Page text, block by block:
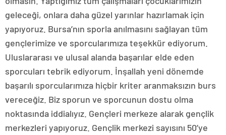
geleceği, onlara daha güzel yarınlar hazırlamak için
yapıyoruz. Bursa’nın sporla anılmasını sağlayan tüm
gençlerimize ve sporcularımıza teşekkür ediyorum.
Uluslararası ve ulusal alanda başarılar elde eden
sporcuları tebrik ediyorum. İnşallah yeni dönemde
başarılı sporcularımıza hiçbir kriter aranmaksızın burs
vereceğiz. Biz sporun ve sporcunun dostu olma
noktasında iddialıyız. Gençleri merkeze alarak gençlik
merkezleri yapıyoruz. Gençlik merkezi sayısını 50’ye